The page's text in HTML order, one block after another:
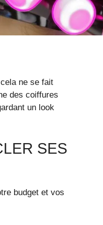
ne se fait
des coiffures
un look
SES
budget et vos